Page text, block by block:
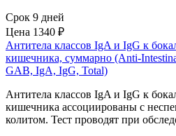
Срок 9 дней
Цена 1340 ₽
Антитела классов IgA и IgG к
кишечника, суммарно (Anti-
GAB, IgA, IgG, Total)
Антитела классов IgA и IgG к
кишечника ассоциированы с
колитом. Тест проводят при